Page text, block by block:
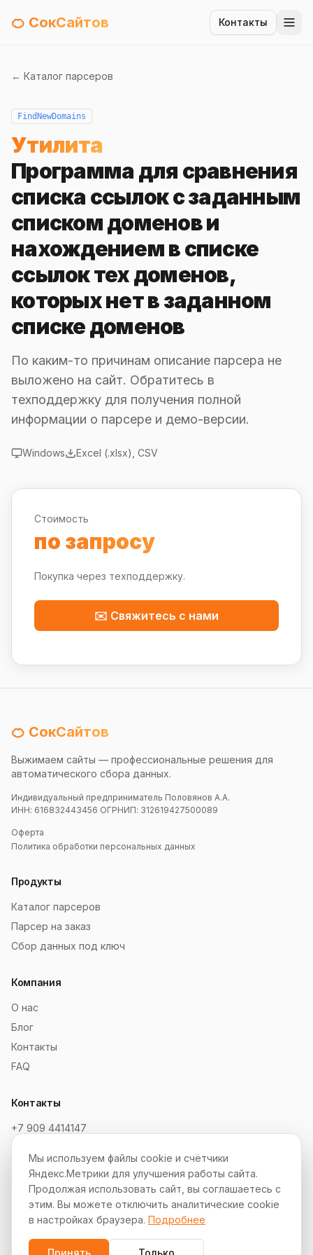
🍊 СокСайтов Контакты
← Каталог парсеров
FindNewDomains
Утилита
Программа для сравнения
списка ссылок с заданным
списком доменов и
нахождением в списке
ссылок тех доменов,
которых нет в заданном
списке доменов
По каким-то причинам описание парсера не
выложено на сайт. Обратитесь в
техподдержку для получения полной
информации о парсере и демо-версии.
Windows Excel (.xlsx), CSV
Стоимость
по запросу
Покупка через техподдержку.
✉️ Свяжитесь с нами
🍊 СокСайтов
Выжимаем сайты — профессиональные решения для
автоматического сбора данных.
Индивидуальный предприниматель Половянов А.А.
ИНН: 616832443456 ОГРНИП: 312619427500089
Оферта
Политика обработки персональных данных
Продукты
Каталог парсеров
Парсер на заказ
Сбор данных под ключ
Компания
О нас
Блог
Контакты
FAQ
Контакты
+7 909 4414147
Telegram: @SokSaitov_bot
Пн–Пт, 10:00–19:00
Партнёрская программа
Мы используем файлы cookie и счётчики
Яндекс.Метрики для улучшения работы сайта.
Продолжая использовать сайт, вы соглашаетесь с
этим. Вы можете отключить аналитические cookie
в настройках браузера. Подробнее
Принять Только